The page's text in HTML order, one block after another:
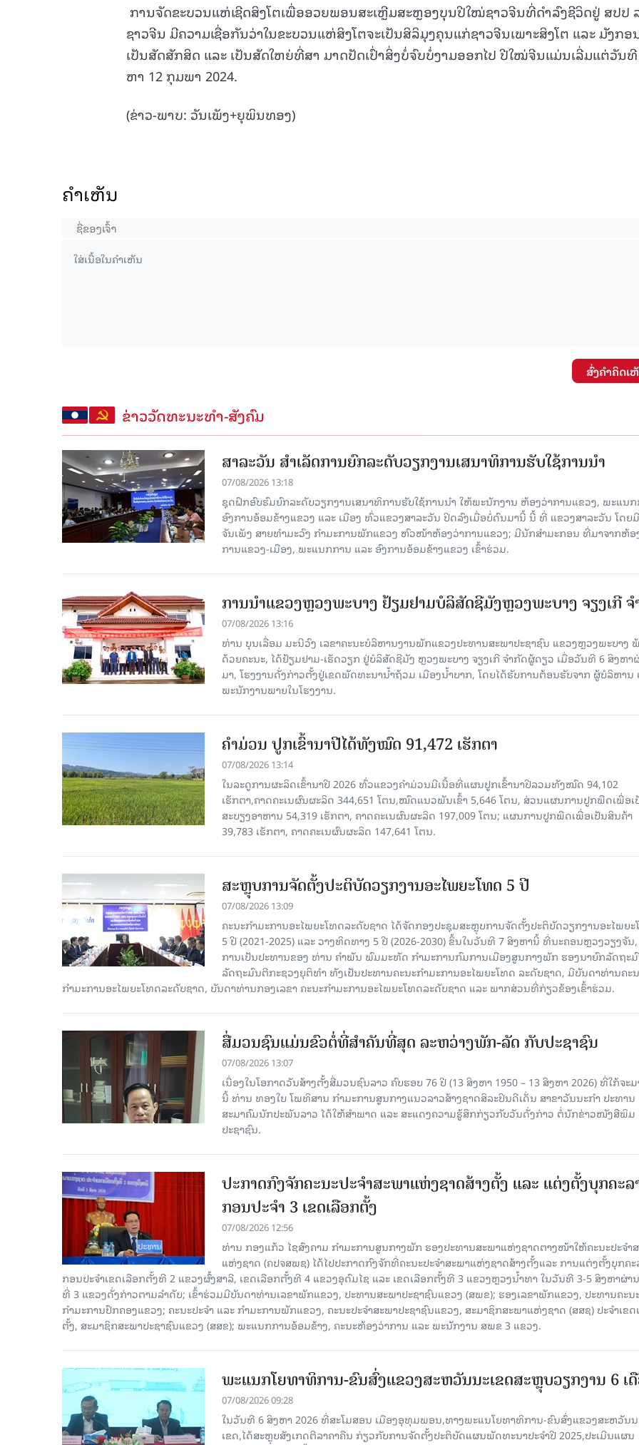
ການຈັດຂະບວນແຫ່ເຊີດສິງໂຕເພື່ອອວຍພອນສະເຫຼີມສະຫຼອງບຸນປີໃໝ່ຊາວຈີນທີ່ດໍາລົງຊີວິດຢູ່ ສປປ
ຊາວຈີນ ມີຄວາມເຊື່ອກັນວ່າໃນຂະບວນແຫ່ສິງໂຕຈະເປັນສິລິມຸງຄຸນແກ່ຊາວຈີນເພາະສິງໂຕ ແລະ ມັງກອ
ເປັນສັດສັກສິດ ແລະ ເປັນສັດໃຫຍ່ທີ່ສາ ມາດປັດເປົ່າສິ່ງບໍ່ຈົບບໍ່ງາມອອກໄປ ປີໃໝ່ຈີນແມ່ນເລີ່ມແຕ່ວັນ
ຫາ 12 ກຸມພາ​ 2024.
(ຂ່າວ-ພາບ: ວັນເພັງ+ຍຸພິນທອງ)
ຄໍາເຫັນ
ສົ່ງຄໍາຄິດເ
ຂ່າວວັດທະນະທຳ-ສັງຄົມ
ສາລະວັນ ສໍາເລັດການຍົກລະດັບວຽກງານເສນາທິການຮັບໃຊ້ການນໍາ
07/08/2026 13:18
ຊຸດຝຶກອົບຮົມຍົກລະດັບວຽກງານເສນາທິການຮັບໃຊ້ການນໍາ ໃຫ້ພະນັກງານ ຫ້ອງວ່າການແຂວງ, ພະແນ
ອົງການອ້ອມຂ້າງແຂວງ ແລະ ເມືອງ ທົ່ວແຂວງສາລະວັນ ປິດລົງເມື່ອ​ບໍ່​ດົນ​ມາ​ນີ້ ນີ້ ທີ່ ແຂວງສາລະວັນ ໂດຍ​
ຈັນເພັງ ສາຍທຳມະວົງ ກຳມະການພັກແຂວງ ຫົວໜ້າຫ້ອງວ່າການແຂວງ; ມີນັກສຳມະກອນ ທີ່ມາຈາກຫ້ອ
ການແຂວງ-ເມືອງ, ພະແນກການ ແລະ ອົງການອ້ອມຂ້າງແຂວງ ເຂົ້າຮ່ວມ.
ການນຳແຂວງຫຼວງພະບາງ ຢ້ຽມ​ຢາມບໍ​ລິ​ສັດຊີມັງຫຼວງພະບາງ ຈຽງເກີ
07/08/2026 13:16
ທ່ານ ບຸນເລື່ອມ ມະນີວົງ ເລ​ຂາ​ຄະ​ນະ​ບໍ​ລິ​ຫານ​ງານ​ພັກແຂວງປະທານສະພາປະຊາຊົນ ແຂວງຫຼວງພະບາງ
ດ້ວຍຄະນະ, ໄດ້ຢ້ຽມຢາມ-ເຮັດວຽກ ຢູ່ບໍລິສັດຊີມັງ ຫຼວງພະບາງ ຈຽງເກີ ຈໍາກັດຜູ້ດຽວ ເມື່ອ​ວັນ​ທີ 6 ສິງ​ຫາ​
ມາ, ໂຮງ​ງານ​ດັ່ງ​ກ່າວຕັ້ງຢູ່ເຂດພັດທະນານ້ຳຖ້ວມ ເມືອງນໍ້າບາກ, ໂດຍໄດ້ຮັບການຕ້ອນຮັບຈາກ ຜູ້ບໍລິຫານ
ພະນັກງານພາຍໃນໂຮງງານ.
ຄໍາມ່ວນ ປູກເຂົ້ານາປີໄດ້ທັງໝົດ 91,472 ເຮັກຕາ
07/08/2026 13:14
ໃນລະດູການຜະລິດເຂົ້ານາປີ 2026 ທົ່ວແຂວງຄໍາມ່ວນມີເນື້ອທີ່ແຜນປູກເຂົ້ານາປີລວມທັງໝົດ 94,102
ເຮັກຕາ,ຄາດຄະເນຜົນຜະລິດ 344,651 ໂຕນ,ໝົດແນວພັນເຂົ້າ 5,646 ໂຕນ, ສ່ວນແຜນການປູກພືດເພື່ອເ
ສະບຽງອາຫານ 54,319 ເຮັກຕາ, ຄາດຄະເນຜົນຜະລິດ 197,009 ໂຕນ; ແຜນການປູກພືດເພື່ອເປັນສິນຄ້າ
39,783 ເຮັກຕາ, ຄາດຄະເນຜົນຜະລິດ 147,641 ໂຕນ.
ສະຫຼຸບການຈັດຕັ້ງປະຕິບັດວຽກງານອະໄພຍະໂທດ 5 ປີ
07/08/2026 13:09
ຄະນະກຳມະການອະໄພຍະໂທດລະດັບຊາດ ໄດ້ຈັດກອງປະຊຸມສະຫຼຸບການຈັດຕັ້ງປະຕິບັດວຽກງານອະໄພຍ
5 ປີ (2021-2025) ແລະ ວາງທິດທາງ 5 ປີ (2026-2030) ຂຶ້ນໃນວັນທີ 7 ສິງຫານີ້ ທີ່ນະຄອນຫຼວງວຽງຈັນ
ການເປັນປະທານຂອງ ທ່ານ ຄໍາພັນ ພົມມະທັດ ກຳມະການກົມການເມືອງສູນກາງພັກ ຮອງນາຍົກລັດຖະ
ລັດຖະມົນຕີກະຊວງຍຸຕິທຳ ທັງເປັນປະທານຄະນະກຳມະການອະໄພຍະໂທດ ລະດັບຊາດ, ມີບັນດາທ່ານຄະ
ກໍາມະການອະໄພຍະໂທດລະດັບຊາດ, ບັນດາທ່ານກອງເລຂາ ຄະນະກຳມະການອະໄພຍະໂທດລະດັບຊາດ ແລະ ພາກສ່ວນທີ່ກ່ຽວຂ້ອງເຂົ້າຮ່ວມ.
ສື່ມວນຊົນແມ່ນຂົວຕໍ່ທີ່ສໍາຄັນທີ່ສຸດ ລະຫວ່າງພັກ-ລັດ ກັບປະຊາຊົນ
07/08/2026 13:07
ເນື່ອງໃນໂອກາດວັນສ້າງຕັ້ງສື່ມວນຊົນລາວ ຄົບຮອບ 76 ປີ (13 ສິງຫາ 1950 – 13 ສິງຫາ 2026) ທີ່ໃກ້ຈະມ
ນີ້ ທ່ານ ທອງໃບ ໂພທິສານ ກໍາມະການສູນກາງແນວລາວສ້າງຊາດສິລະປິນດີເດັ່ນ ສາຂາວັນນະກໍາ ປະທານ
ສະມາຄົມນັກປະພັນລາວ ໄດ້ໃຫ້ສໍາພາດ ແລະ ສະແດງຄວາມຮູ້ສຶກກ່ຽວກັບວັນດັ່ງກ່າວ ຕໍ່ນັກຂ່າວໜັງສືພິມ
ປະຊາຊົນ.
ປະກາດກົງຈັກຄະນະປະຈໍາສະພາແຫ່ງຊາດສ້າງຕັ້ງ ແລະ ແຕ່ງຕັ້ງບຸກຄະລ
ກອນປະຈໍາ 3 ເຂດເລືອກຕັ້ງ
07/08/2026 12:56
ທ່ານ ກອງແກ້ວ ໄຊສົງຄາມ ກຳມະການສູນກາງພັກ ຮອງປະທານສະພາແຫ່ງຊາດຕາງໜ້າໃຫ້ຄະນະປະຈໍາ
ແຫ່ງຊາດ (ຄປຈສພຊ) ໄດ້ໄປປະກາດກົງຈັກທີ່ຄະນະປະຈໍາສະພາແຫ່ງຊາດສ້າງຕັ້ງແລະ ການແຕ່ງຕັ້ງບຸກຄະ
ກອນປະຈໍາເຂດເລືອກຕັ້ງທີ 2 ແຂວງຜົ້ງສາລີ, ເຂດເລືອກຕັ້ງທີ 4 ແຂວງອຸດົມໄຊ ແລະ ເຂດເລືອກຕັ້ງທີ 3 ແຂວງຫຼວງນ້ຳທາ ໃນວັນທີ 3-5 ສິງຫາຜ່າ
ທີ່ 3 ແຂວງດັ່ງກ່າວຕາມລຳດັບ; ເຂົ້າຮ່ວມມີບັນດາທ່ານເລຂາພັກແຂວງ, ປະທານສະພາປະຊາຊົນແຂວງ (ສພຂ); ຮອງເລຂາພັກແຂວງ, ປະທານຄະນ
ກໍາມະການປົກຄອງແຂວງ; ຄະນະປະຈໍາ ແລະ ກໍາມະການພັກແຂວງ, ຄະນະປະຈໍາສະພາປະຊາຊົນແຂວງ, ສະມາຊິກສະພາແຫ່ງຊາດ (ສສຊ) ປະຈໍາເຂດ
ຕັ້ງ, ສະມາຊິກສະພາປະຊາຊົນແຂວງ (ສສຂ); ພະແນກການອ້ອມຂ້າງ, ຄະນະຫ້ອງວ່າການ ແລະ ພະນັກງານ ສພຂ 3 ແຂວງ.
ພະແນກໂຍທາທິການ-ຂົນສົ່ງແຂວງສະຫວັນນະເຂດສະຫຼຸບວຽກງານ 6 ເ
07/08/2026 09:28
ໃນວັນທີ 6 ສິງຫາ 2026 ທີ່ສະໂມສອນ ເມືອງອຸທຸມພອນ,ທາງພະແນໂຍທາທິການ-ຂົນສົ່ງແຂວງສະຫວັນ
ເຂດ,ໄດ້ສະຫຼຸບສັງເກດຕີລາຄາຄືນ ກ່ຽວກັບການຈັດຕັ້ງປະຕິບັດແຜນພັດທະນາປະຈໍາປີ 2025,ປະເມີນແຜນ